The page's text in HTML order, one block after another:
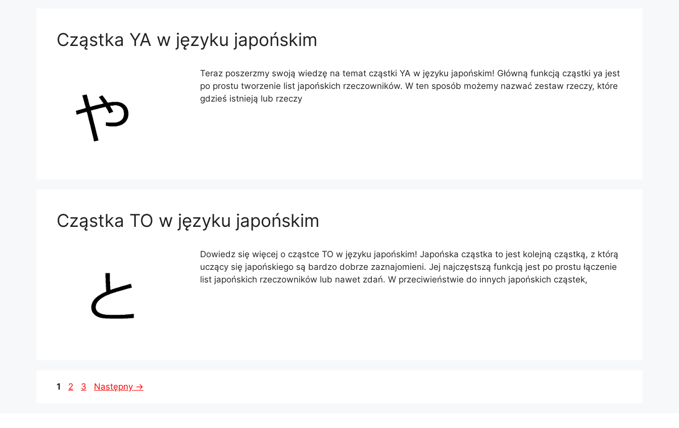
Cząstka YA w języku japońskim
Teraz poszerzmy swoją wiedzę na temat cząstki YA w języku japońskim! Główną funkcją cząstki ya jest
po prostu tworzenie list japońskich rzeczowników. W ten sposób możemy nazwać zestaw rzeczy, które
gdzieś istnieją lub rzeczy
Cząstka TO w języku japońskim
Dowiedz się więcej o cząstce TO w języku japońskim! Japońska cząstka to jest kolejną cząstką, z którą
uczący się japońskiego są bardzo dobrze zaznajomieni. Jej najczęstszą funkcją jest po prostu łączenie
list japońskich rzeczowników lub nawet zdań. W przeciwieństwie do innych japońskich cząstek,
Strona
1 Strona
2 Strona
3 Następny →